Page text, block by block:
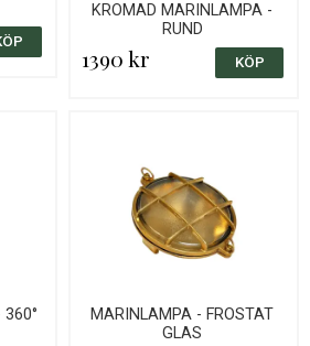
KROMAD MARINLAMPA -
RUND
1390 kr
360°
MARINLAMPA - FROSTAT
GLAS